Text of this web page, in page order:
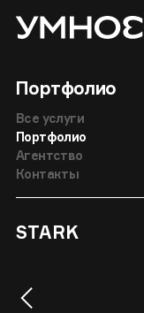
Портфолио
Все услуги
Портфолио
Агентство
Контакты
STARK